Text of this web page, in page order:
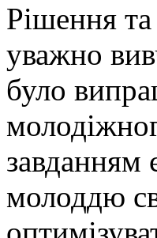
Рішення
уважно
було
завданням
молоддю